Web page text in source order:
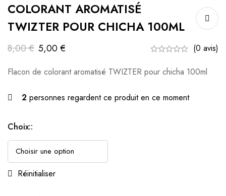
COLORANT AROMATISÉ
TWIZTER POUR CHICHA 100ML
8,00€ 5,00€ (0 avis)
Flacon de colorant aromatisé TWIZTER pour chicha 100ml
2 personnes regardent ce produit en ce moment
Choix::
Réinitialiser